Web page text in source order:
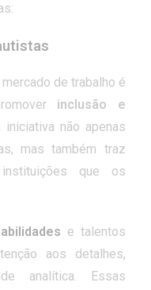
de trabalho é
inclusão e
iniciativa não apenas
mas também traz
que os
e talentos
aos detalhes,
analítica. Essas